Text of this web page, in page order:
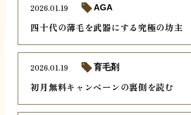
四十代の薄毛を武器にする究極の坊主
2026.01.19 AGA
初月無料キャンペーンの裏側を読む
2026.01.19 育毛剤